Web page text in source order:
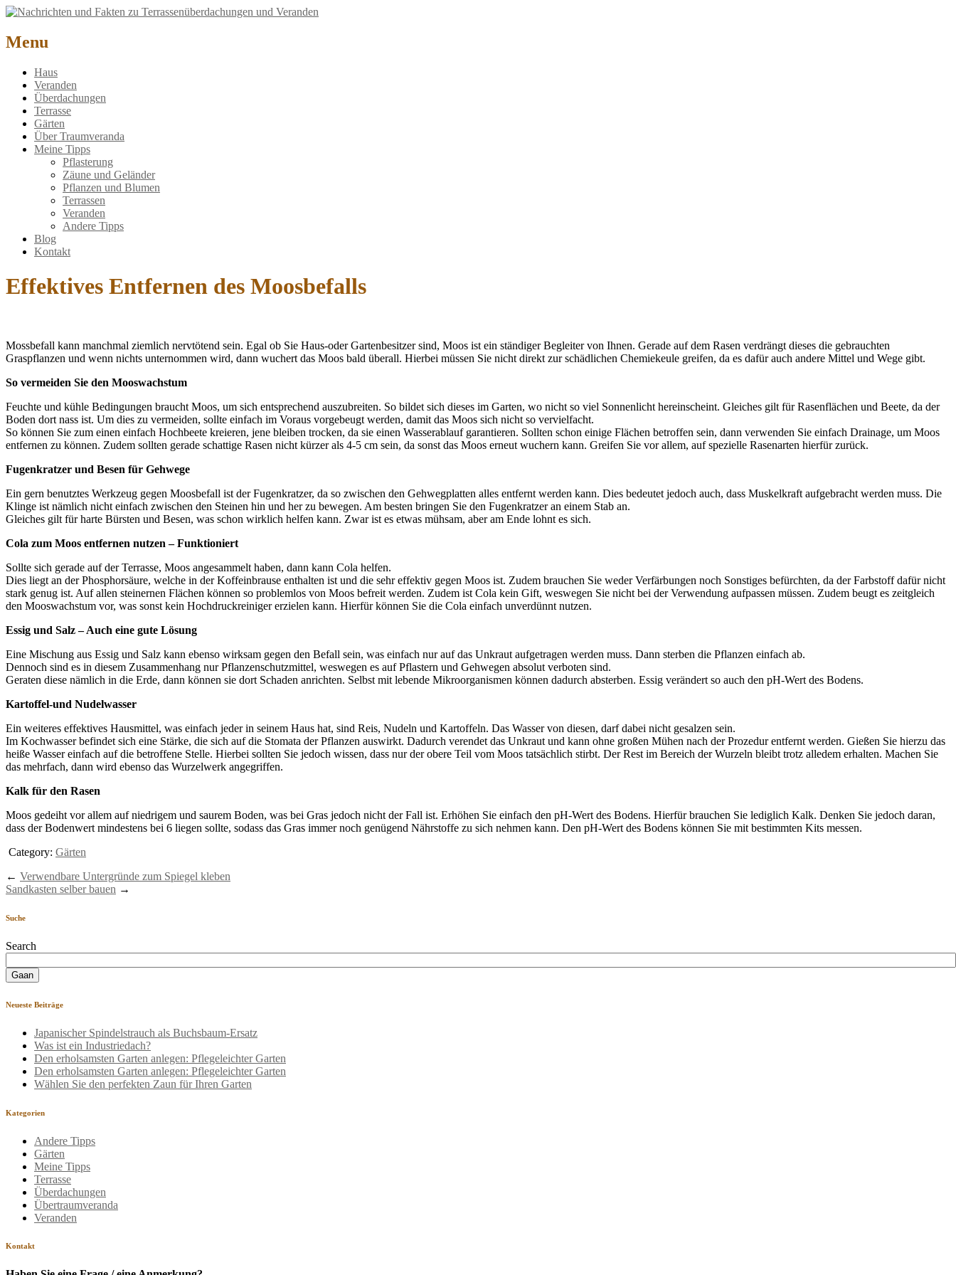
Nachrichten und Fakten zu Terrassenüberdachungen und Veranden
Menu
Haus
Veranden
Überdachungen
Terrasse
Gärten
Über Traumveranda
Meine Tipps
Pflasterung
Zäune und Geländer
Pflanzen und Blumen
Terrassen
Veranden
Andere Tipps
Blog
Kontakt
Effektives Entfernen des Moosbefalls
Mossbefall kann manchmal ziemlich nervtötend sein. Egal ob Sie Haus-oder Gartenbesitzer sind, Moos ist ein ständiger Begleiter von Ihnen. Gerade auf dem Rasen verdrängt dieses die gebrauchten
Graspflanzen und wenn nichts unternommen wird, dann wuchert das Moos bald überall. Hierbei müssen Sie nicht direkt zur schädlichen Chemiekeule greifen, da es dafür auch andere Mittel und Wege gibt.
So vermeiden Sie den Mooswachstum
Feuchte und kühle Bedingungen braucht Moos, um sich entsprechend auszubreiten. So bildet sich dieses im Garten, wo nicht so viel Sonnenlicht hereinscheint. Gleiches gilt für Rasenflächen und Beete, da der
Boden dort nass ist. Um dies zu vermeiden, sollte einfach im Voraus vorgebeugt werden, damit das Moos sich nicht so vervielfacht.
So können Sie zum einen einfach Hochbeete kreieren, jene bleiben trocken, da sie einen Wasserablauf garantieren. Sollten schon einige Flächen betroffen sein, dann verwenden Sie einfach Drainage, um Moos
entfernen zu können. Zudem sollten gerade schattige Rasen nicht kürzer als 4-5 cm sein, da sonst das Moos erneut wuchern kann. Greifen Sie vor allem, auf spezielle Rasenarten hierfür zurück.
Fugenkratzer und Besen für Gehwege
Ein gern benutztes Werkzeug gegen Moosbefall ist der Fugenkratzer, da so zwischen den Gehwegplatten alles entfernt werden kann. Dies bedeutet jedoch auch, dass Muskelkraft aufgebracht werden muss. Die
Klinge ist nämlich nicht einfach zwischen den Steinen hin und her zu bewegen. Am besten bringen Sie den Fugenkratzer an einem Stab an.
Gleiches gilt für harte Bürsten und Besen, was schon wirklich helfen kann. Zwar ist es etwas mühsam, aber am Ende lohnt es sich.
Cola zum Moos entfernen nutzen – Funktioniert
Sollte sich gerade auf der Terrasse, Moos angesammelt haben, dann kann Cola helfen.
Dies liegt an der Phosphorsäure, welche in der Koffeinbrause enthalten ist und die sehr effektiv gegen Moos ist. Zudem brauchen Sie weder Verfärbungen noch Sonstiges befürchten, da der Farbstoff dafür nicht
stark genug ist. Auf allen steinernen Flächen können so problemlos von Moos befreit werden. Zudem ist Cola kein Gift, weswegen Sie nicht bei der Verwendung aufpassen müssen. Zudem beugt es zeitgleich
den Mooswachstum vor, was sonst kein Hochdruckreiniger erzielen kann. Hierfür können Sie die Cola einfach unverdünnt nutzen.
Essig und Salz – Auch eine gute Lösung
Eine Mischung aus Essig und Salz kann ebenso wirksam gegen den Befall sein, was einfach nur auf das Unkraut aufgetragen werden muss. Dann sterben die Pflanzen einfach ab.
Dennoch sind es in diesem Zusammenhang nur Pflanzenschutzmittel, weswegen es auf Pflastern und Gehwegen absolut verboten sind.
Geraten diese nämlich in die Erde, dann können sie dort Schaden anrichten. Selbst mit lebende Mikroorganismen können dadurch absterben. Essig verändert so auch den pH-Wert des Bodens.
Kartoffel-und Nudelwasser
Ein weiteres effektives Hausmittel, was einfach jeder in seinem Haus hat, sind Reis, Nudeln und Kartoffeln. Das Wasser von diesen, darf dabei nicht gesalzen sein.
Im Kochwasser befindet sich eine Stärke, die sich auf die Stomata der Pflanzen auswirkt. Dadurch verendet das Unkraut und kann ohne großen Mühen nach der Prozedur entfernt werden. Gießen Sie hierzu das
heiße Wasser einfach auf die betroffene Stelle. Hierbei sollten Sie jedoch wissen, dass nur der obere Teil vom Moos tatsächlich stirbt. Der Rest im Bereich der Wurzeln bleibt trotz alledem erhalten. Machen Sie
das mehrfach, dann wird ebenso das Wurzelwerk angegriffen.
Kalk für den Rasen
Moos gedeiht vor allem auf niedrigem und saurem Boden, was bei Gras jedoch nicht der Fall ist. Erhöhen Sie einfach den pH-Wert des Bodens. Hierfür brauchen Sie lediglich Kalk. Denken Sie jedoch daran,
dass der Bodenwert mindestens bei 6 liegen sollte, sodass das Gras immer noch genügend Nährstoffe zu sich nehmen kann. Den pH-Wert des Bodens können Sie mit bestimmten Kits messen.
Category: Gärten
← Verwendbare Untergründe zum Spiegel kleben
Sandkasten selber bauen →
Suche
Search
Neueste Beiträge
Japanischer Spindelstrauch als Buchsbaum-Ersatz
Was ist ein Industriedach?
Den erholsamsten Garten anlegen: Pflegeleichter Garten
Den erholsamsten Garten anlegen: Pflegeleichter Garten
Wählen Sie den perfekten Zaun für Ihren Garten
Kategorien
Andere Tipps
Gärten
Meine Tipps
Terrasse
Überdachungen
Übertraumveranda
Veranden
Kontakt